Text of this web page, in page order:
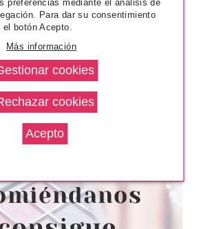
UN JARDIN SUR LE
LAGUNE EDT 100 ML
64.95€
preferencias mediante el análisis de
Para dar su consentimiento
botón Acepto.
Más información